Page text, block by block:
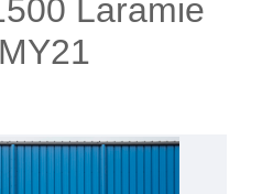
Laramie